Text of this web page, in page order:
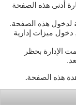
أدنى هذه الصفحة
لدخول هذه الصفحة.
ميزات إدارية
الإدارة بحظر
هذه الصفحة.